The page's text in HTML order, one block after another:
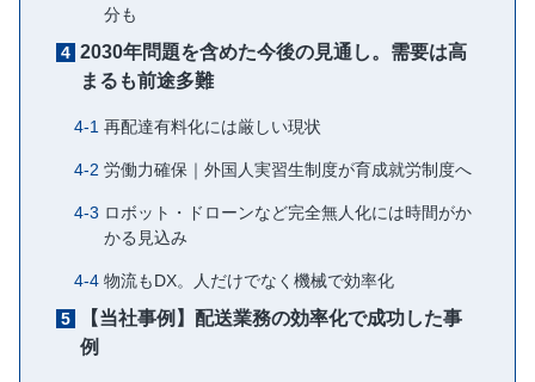
分も
2030年問題を含めた今後の見通し。需要は高
まるも前途多難
再配達有料化には厳しい現状
労働力確保｜外国人実習生制度が育成就労制度へ
ロボット・ドローンなど完全無人化には時間がか
かる見込み
物流もDX。人だけでなく機械で効率化
【当社事例】配送業務の効率化で成功した事
例